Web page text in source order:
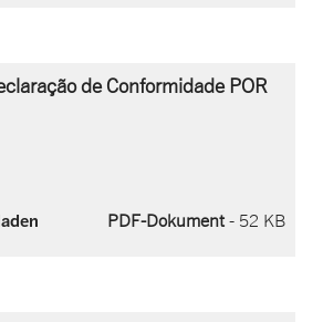
de Conformidade POR
PDF-Dokument- 52 KB